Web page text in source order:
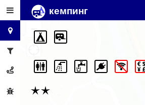
кемпинг
+
−